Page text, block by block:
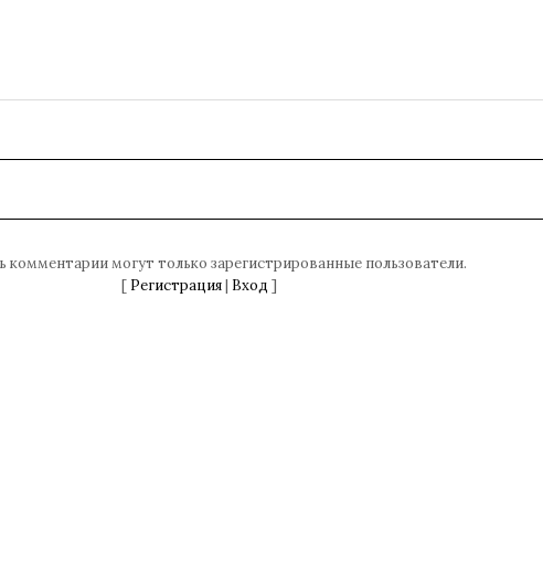
комментарии могут только зарегистрированные пользователи.
[ Регистрация| Вход ]